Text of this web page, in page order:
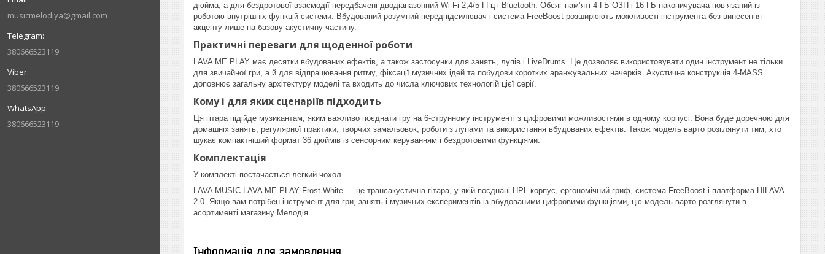
musicmelodiya@gmail.com
380666523119
380666523119
380666523119
дюйма, а для бездротової взаємодії передбачені дводіапазонний Wi‑Fi 2,4/5 ГГц і Bluetooth. Обсяг пам’яті 4 ГБ ОЗП і 16 ГБ накопичувача пов’язаний із
роботою внутрішніх функцій системи. Вбудований розумний передпідсилювач і система FreeBoost розширюють можливості інструмента без винесення
акценту лише на базову акустичну частину.
Практичні переваги для щоденної роботи
LAVA ME PLAY має десятки вбудованих ефектів, а також застосунки для занять, лупів і LiveDrums. Це дозволяє використовувати один інструмент не тільки
для звичайної гри, а й для відпрацювання ритму, фіксації музичних ідей та побудови коротких аранжувальних начерків. Акустична конструкція 4-MASS
доповнює загальну архітектуру моделі та входить до числа ключових технологій цієї серії.
Кому і для яких сценаріїв підходить
Ця гітара підійде музикантам, яким важливо поєднати гру на 6-струнному інструменті з цифровими можливостями в одному корпусі. Вона буде доречною для
домашніх занять, регулярної практики, творчих замальовок, роботи з лупами та використання вбудованих ефектів. Також модель варто розглянути тим, хто
шукає компактніший формат 36 дюймів із сенсорним керуванням і бездротовими функціями.
Комплектація
У комплекті постачається легкий чохол.
LAVA MUSIC LAVA ME PLAY Frost White — це трансакустична гітара, у якій поєднані HPL-корпус, ергономічний гриф, система FreeBoost і платформа HILAVA
2.0. Якщо вам потрібен інструмент для гри, занять і музичних експериментів із вбудованими цифровими функціями, цю модель варто розглянути в
асортименті магазину Мелодія.
Інформація для замовлення